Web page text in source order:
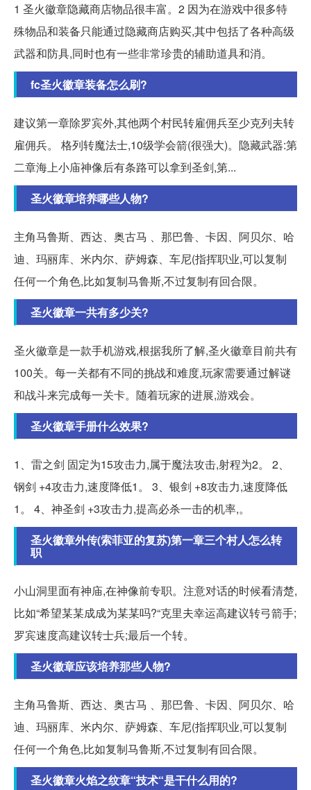
1 圣火徽章隐藏商店物品很丰富。2 因为在游戏中很多特
殊物品和装备只能通过隐藏商店购买,其中包括了各种高级
武器和防具,同时也有一些非常珍贵的辅助道具和消。
fc圣火徽章装备怎么刷?
建议第一章除罗宾外,其他两个村民转雇佣兵至少克列夫转
雇佣兵。 格列转魔法士,10级学会箭(很强大)。隐藏武器:第
二章海上小庙神像后有条路可以拿到圣剑,第...
圣火徽章培养哪些人物?
主角马鲁斯、西达、奥古马 、那巴鲁、卡因、阿贝尔、哈
迪、玛丽库、米内尔、萨姆森、车尼(指挥职业,可以复制
任何一个角色,比如复制马鲁斯,不过复制有回合限。
圣火徽章一共有多少关?
圣火徽章是一款手机游戏,根据我所了解,圣火徽章目前共有
100关。每一关都有不同的挑战和难度,玩家需要通过解谜
和战斗来完成每一关卡。随着玩家的进展,游戏会。
圣火徽章手册什么效果?
1、雷之剑 固定为15攻击力,属于魔法攻击,射程为2。 2、
钢剑 +4攻击力,速度降低1。 3、银剑 +8攻击力,速度降低
1。 4、神圣剑 +3攻击力,提高必杀一击的机率,。
圣火徽章外传(索菲亚的复苏)第一章三个村人怎么转
职
小山洞里面有神庙,在神像前专职。注意对话的时候看清楚,
比如“希望某某成成为某某吗?“克里夫幸运高建议转弓箭手;
罗宾速度高建议转士兵;最后一个转。
圣火徽章应该培养那些人物?
主角马鲁斯、西达、奥古马 、那巴鲁、卡因、阿贝尔、哈
迪、玛丽库、米内尔、萨姆森、车尼(指挥职业,可以复制
任何一个角色,比如复制马鲁斯,不过复制有回合限。
圣火徽章火焰之纹章“技术“是干什么用的?